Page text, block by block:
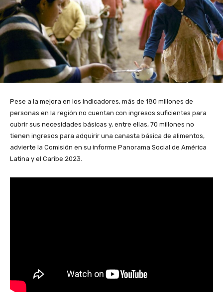
Pese a la mejora en los indicadores, más de 180 millones de
personas en la región no cuentan con ingresos suficientes para
cubrir sus necesidades básicas y, entre ellas, 70 millones no
tienen ingresos para adquirir una canasta básica de alimentos,
advierte la Comisión en su informe Panorama Social de América
Latina y el Caribe 2023.